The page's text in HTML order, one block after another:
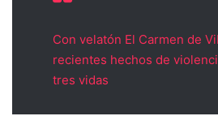
Con velatón El Carmen de
recientes hechos de
tres vidas